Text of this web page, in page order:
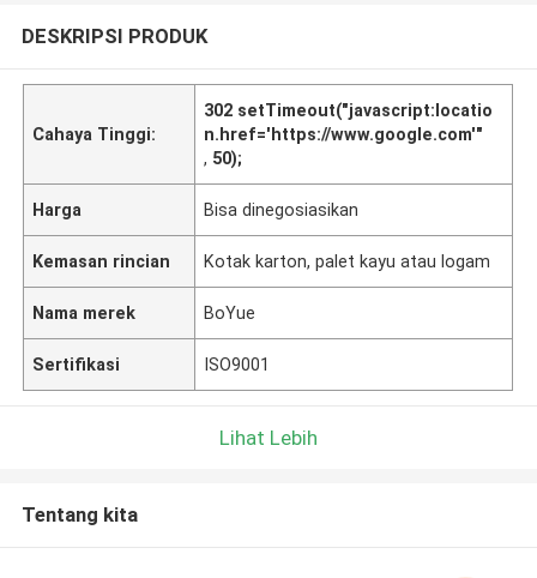
DESKRIPSI PRODUK
Cahaya Tinggi:
302 setTimeout("javascript:locatio
n.href='https://www.google.com'"
, 50);
Harga Bisa dinegosiasikan
Kemasan rincian Kotak karton, palet kayu atau logam
Nama merek BoYue
Sertifikasi ISO9001
Lihat Lebih
Tentang kita